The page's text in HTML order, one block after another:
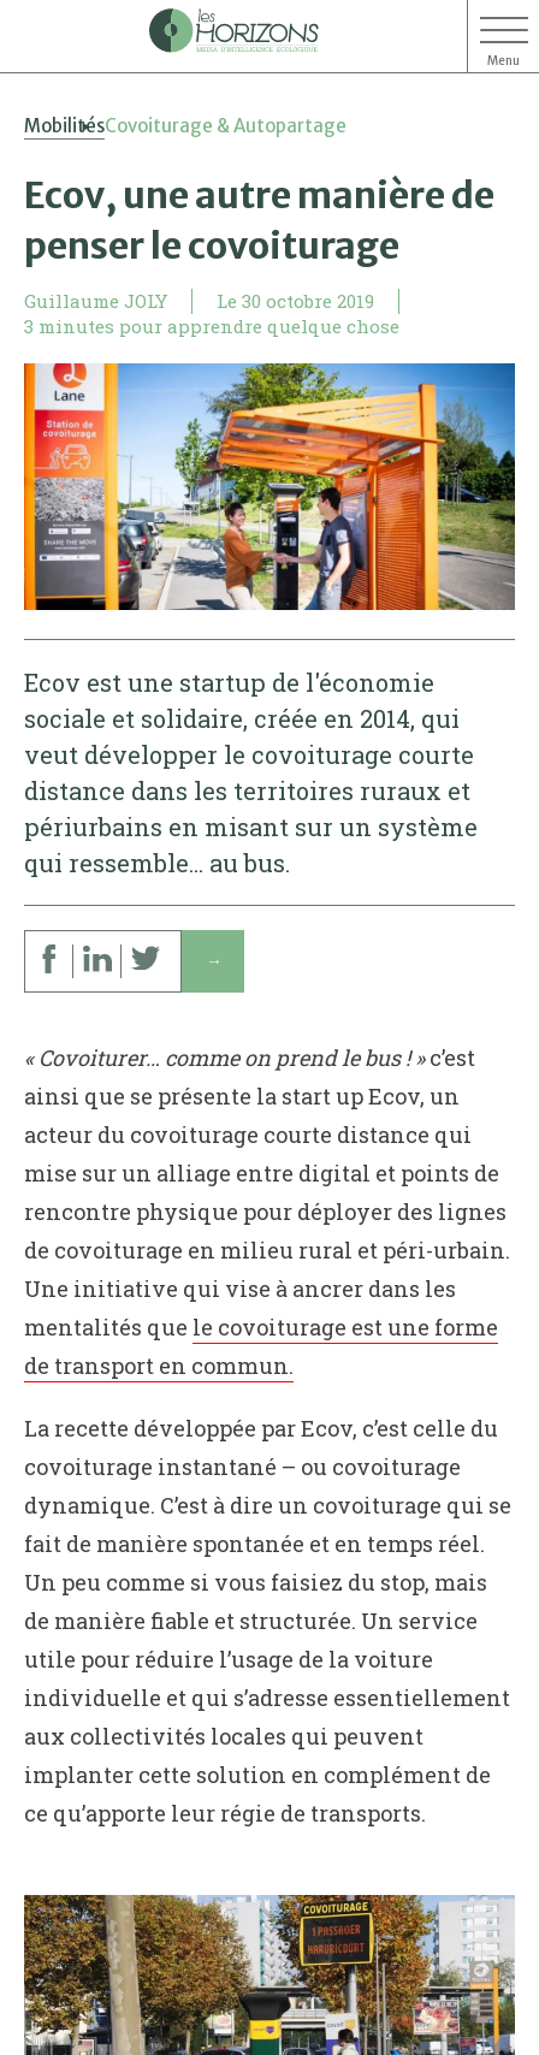
Menu
MobilitésCovoiturage & Autopartage
Ecov, une autre manière de
penser le covoiturage
Guillaume JOLY Le 30 octobre 2019
3 minutes pour apprendre quelque chose
Ecov est une startup de l'économie
sociale et solidaire, créée en 2014, qui
veut développer le covoiturage courte
distance dans les territoires ruraux et
périurbains en misant sur un système
qui ressemble... au bus.
↓
« Covoiturer… comme on prend le bus ! »c’est
ainsi que se présente la start up Ecov, un
acteur du covoiturage courte distance qui
mise sur un alliage entre digital et points de
rencontre physique pour déployer des lignes
de covoiturage en milieu rural et péri-urbain.
Une initiative qui vise à ancrer dans les
mentalités que le covoiturage est une forme
de transport en commun.
La recette développée par Ecov, c’est celle du
covoiturage instantané – ou covoiturage
dynamique. C’est à dire un covoiturage qui se
fait de manière spontanée et en temps réel.
Un peu comme si vous faisiez du stop, mais
de manière fiable et structurée. Un service
utile pour réduire l’usage de la voiture
individuelle et qui s’adresse essentiellement
aux collectivités locales qui peuvent
implanter cette solution en complément de
ce qu’apporte leur régie de transports.